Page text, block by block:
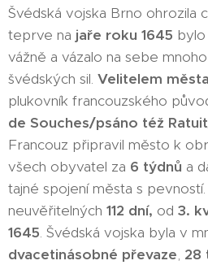
Švédská vojska Brno ohrozila
teprve na jaře roku 1645 bylo
vážně a vázalo na sebe
švédských sil. Velitelem města
plukovník francouzského
de Souches/psáno též
Francouz připravil město k
všech obyvatel za 6 týdnů a
tajné spojení města s
neuvěřitelných 112 dní, od 3.
1645. Švédská vojska byla v
dvacetinásobné převaze, 28